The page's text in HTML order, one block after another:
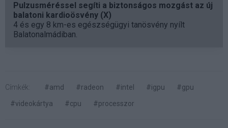
Pulzusméréssel segíti a biztonságos mozgást az új
balatoni kardioösvény (X)
4 és egy 8 km-es egészségügyi tanösvény nyílt
Balatonalmádiban.
Címkék: #amd #radeon #intel #igpu
#gpu
#videokártya
#cpu #processzor